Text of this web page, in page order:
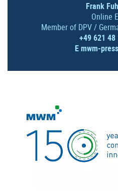
Frank
Online
Member of DPV /
+49 621
Emwm-